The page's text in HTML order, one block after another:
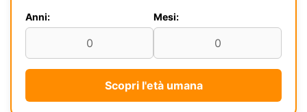
Anni: Mesi:
Scopri l'età umana